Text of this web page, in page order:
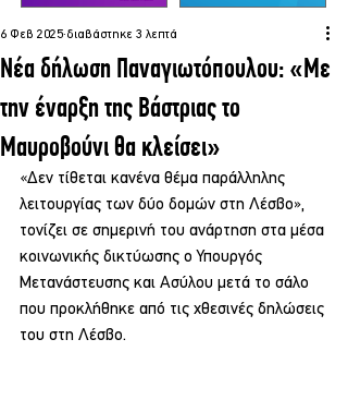
Νέα δήλωση Παναγιωτόπουλου: «Με
την έναρξη της Βάστριας το
Μαυροβούνι θα κλείσει»
6 Φεβ 2025 διαβάστηκε 3 λεπτά
«Δεν τίθεται κανένα θέμα παράλληλης
λειτουργίας των δύο δομών στη Λέσβο»,
τονίζει σε σημερινή του ανάρτηση στα μέσα
κοινωνικής δικτύωσης ο Υπουργός
Μετανάστευσης και Ασύλου μετά το σάλο
που προκλήθηκε από τις χθεσινές δηλώσεις
του στη Λέσβο.